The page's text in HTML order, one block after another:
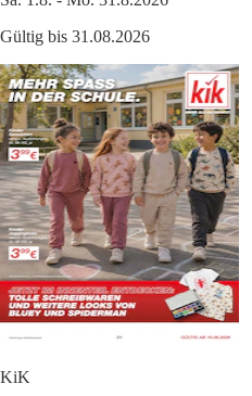
Gültig bis 31.08.2026
KiK